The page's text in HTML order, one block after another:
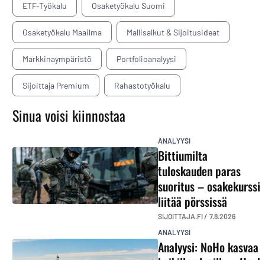
ETF-Työkalu Osaketyökalu Suomi
Osaketyökalu Maailma Mallisalkut & Sijoitusideat
Markkinaympäristö Portfolioanalyysi
Sijoittaja Premium Rahastotyökalu
Sinua voisi kiinnostaa
ANALYYSI
Bittiumilta
tuloskauden paras
suoritus – osakekurssi
liitää pörssissä
SIJOITTAJA.FI / 7.8.2026
ANALYYSI
Analyysi: NoHo kasvaa